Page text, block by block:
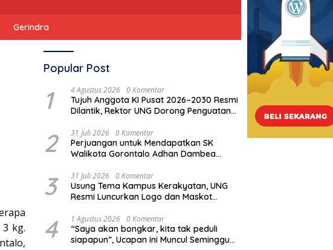
Gerindra
kg.
Popular Post
1 4 Agustus 2026 0 Komentar
Tujuh Anggota KI Pusat 2026–2030 Resmi
Dilantik, Rektor UNG Dorong Penguatan
2 31 Juli 2026 0 Komentar
Perjuangan untuk Mendapatkan SK
Walikota Gorontalo Adhan Dambea
Rumah Jawatan Pos dan Telegraf, Gagal
!!!
3 31 Juli 2026 0 Komentar
Usung Tema Kampus Kerakyatan, UNG
Resmi Luncurkan Logo dan Maskot
4 1 Agustus 2026 0 Komentar
“Saya akan bongkar, kita tak peduli
siapapun”, Ucapan ini Muncul Seminggu